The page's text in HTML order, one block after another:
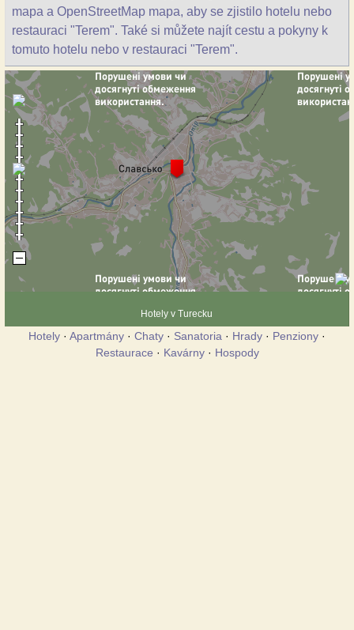
mapa a OpenStreetMap mapa, aby se zjistilo hotelu nebo
restauraci "Terem". Také si můžete najít cestu a pokyny k
tomuto hotelu nebo v restauraci "Terem".
Hotely v Turecku
Hotely · Apartmány · Chaty · Sanatoria · Hrady · Penziony ·
Restaurace · Kavárny· Hospody